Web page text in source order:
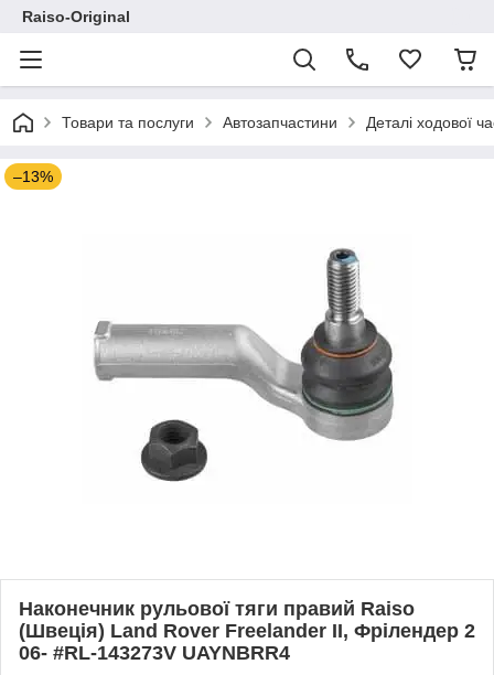
Raiso-Original
Товари та послуги Автозапчастини Деталі ходової
–13%
Наконечник рульової тяги правий Raiso
(Швеція) Land Rover Freelander II, Фрілендер 2
06- #RL-143273V UAYNBRR4